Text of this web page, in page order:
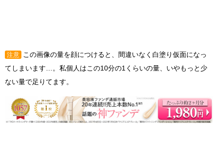
注意
この画像の量を顔につけると、間違いなく白塗り仮面になっ
てしまいます…。私個人はこの10分の1くらいの量、いやもっと少
ない量で足りてます。